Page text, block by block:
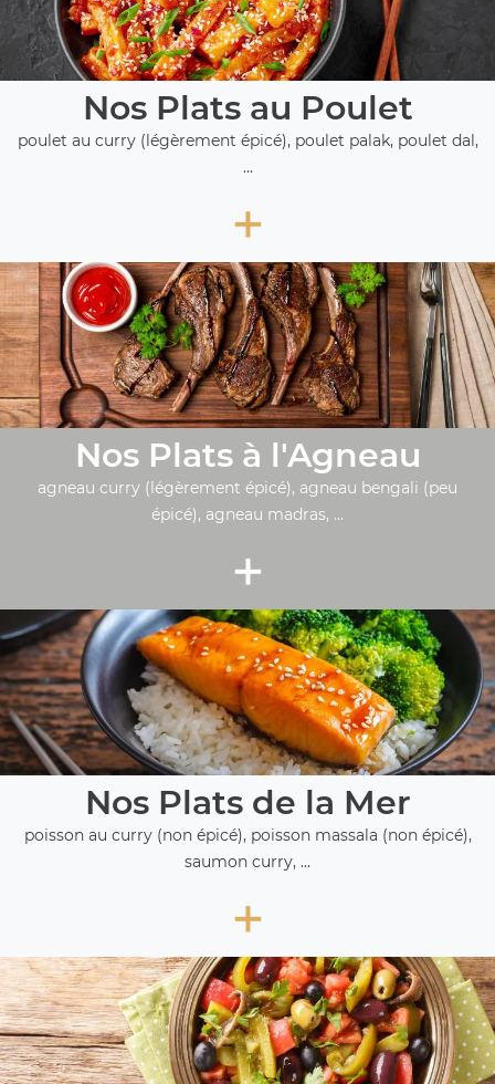
Nos Plats au Poulet
poulet au curry (légèrement épicé), poulet palak, poulet dal,
...
+
Nos Plats à l'Agneau
agneau curry (légèrement épicé), agneau bengali (peu
épicé), agneau madras, ...
+
Nos Plats de la Mer
poisson au curry (non épicé), poisson massala (non épicé),
saumon curry, ...
+